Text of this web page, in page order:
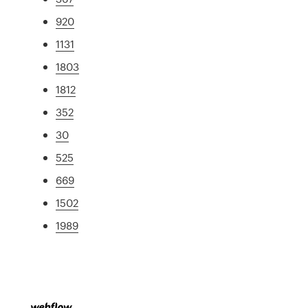
920
1131
1803
1812
352
30
525
669
1502
1989